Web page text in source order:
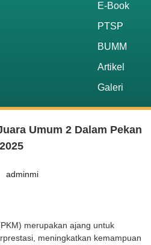
E-Book
PTSP
BUMM
Artikel
Galeri
Umum 2 Dalam Pekan
adminmi
merupakan ajang untuk
meningkatkan kemampuan